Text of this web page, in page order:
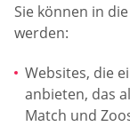
Sie können in
werden:
Websites, die
anbieten, das
Match und